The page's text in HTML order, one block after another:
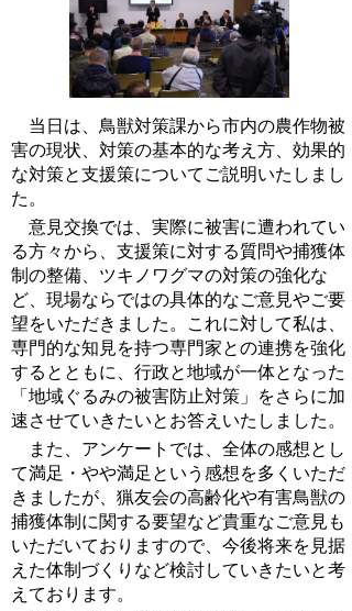
当日は、鳥獣対策課から市内の農作物被
害の現状、対策の基本的な考え方、効果的
な対策と支援策についてご説明いたしまし
た。
意見交換では、実際に被害に遭われてい
る方々から、支援策に対する質問や捕獲体
制の整備、ツキノワグマの対策の強化な
ど、現場ならではの具体的なご意見やご要
望をいただきました。これに対して私は、
専門的な知見を持つ専門家との連携を強化
するとともに、行政と地域が一体となった
「地域ぐるみの被害防止対策」をさらに加
速させていきたいとお答えいたしました。
また、アンケートでは、全体の感想とし
て満足・やや満足という感想を多くいただ
きましたが、猟友会の高齢化や有害鳥獣の
捕獲体制に関する要望など貴重なご意見も
いただいておりますので、今後将来を見据
えた体制づくりなど検討していきたいと考
えております。